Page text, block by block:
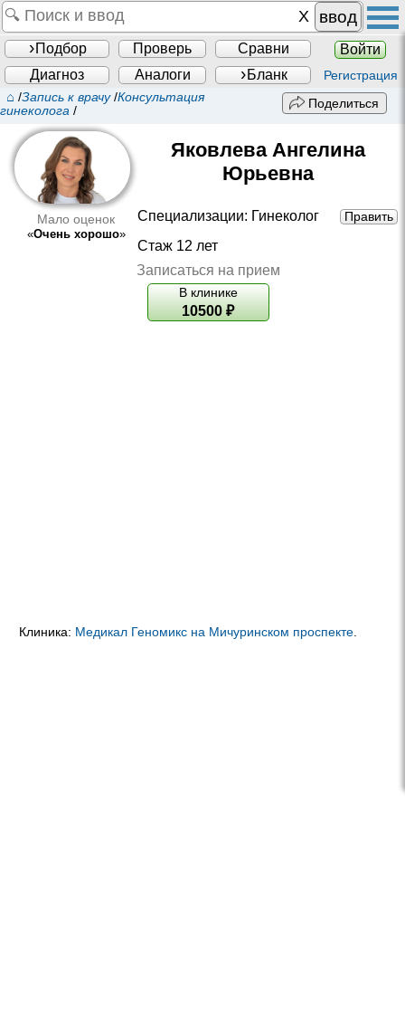
ввод
Подбор Проверь Сравни
Войти
Диагноз
Аналоги Бланк Регистрация
⌂ /Запись к врачу/Консультация
гинеколога /
Поделиться
Мало оценок
«Очень хорошо»
Яковлева Ангелина
Юрьевна
Специализации: Гинеколог Править
Стаж 12 лет
Записаться на прием
В клинике
10500 ₽
Клиника: Медикал Геномикс на Мичуринском проспекте.